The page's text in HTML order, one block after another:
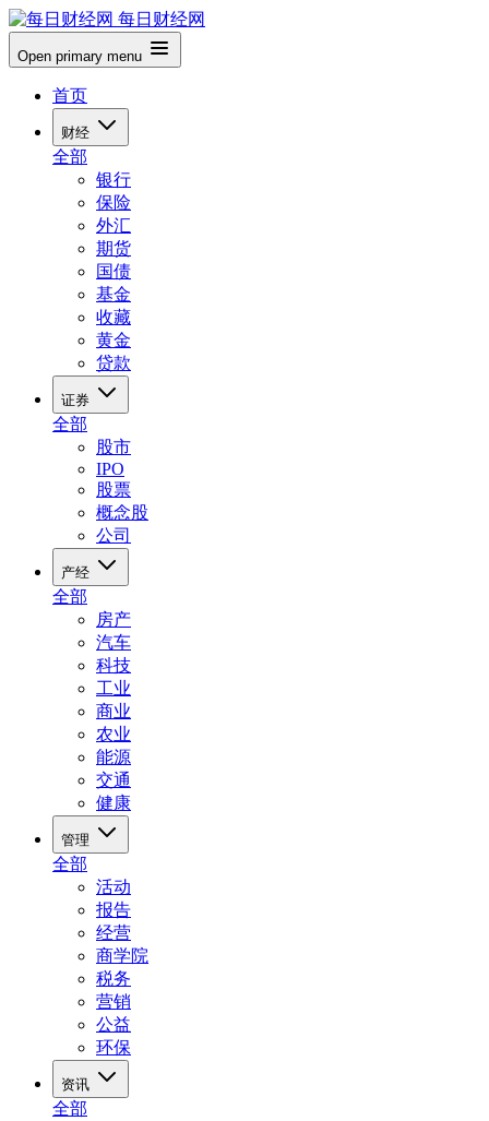
每日财经网
Open primary menu
首页
财经
全部
银行
保险
外汇
期货
国债
基金
收藏
黄金
贷款
证券
全部
股市
IPO
股票
概念股
公司
产经
全部
房产
汽车
科技
工业
商业
农业
能源
交通
健康
管理
全部
活动
报告
经营
商学院
税务
营销
公益
环保
资讯
全部